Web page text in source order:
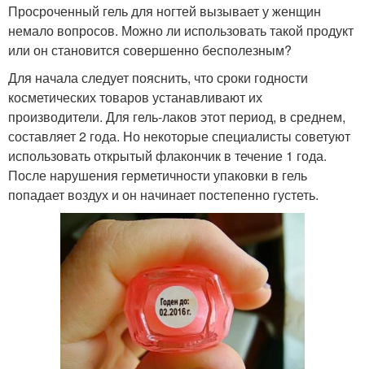
Просроченный гель для ногтей вызывает у женщин
немало вопросов. Можно ли использовать такой продукт
или он становится совершенно бесполезным?
Для начала следует пояснить, что сроки годности
косметических товаров устанавливают их
производители. Для гель-лаков этот период, в среднем,
составляет 2 года. Но некоторые специалисты советуют
использовать открытый флакончик в течение 1 года.
После нарушения герметичности упаковки в гель
попадает воздух и он начинает постепенно густеть.